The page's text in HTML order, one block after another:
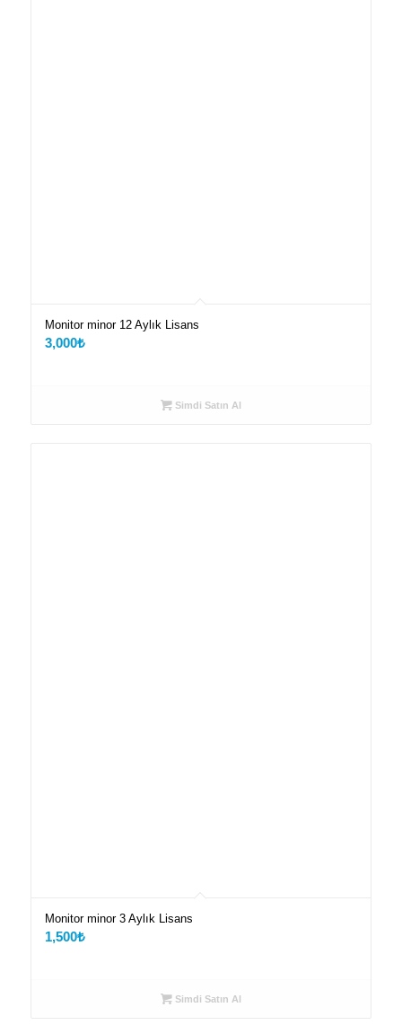
Monitor minor 12 Aylık Lisans
3,000₺
Simdi Satın Al
Monitor minor 3 Aylık Lisans
1,500₺
Simdi Satın Al